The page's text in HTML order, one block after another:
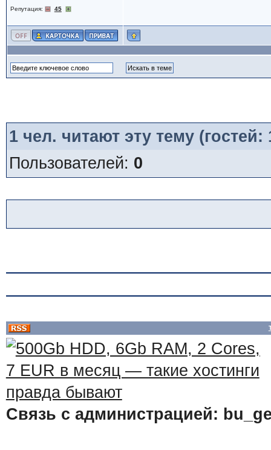
Репутация: 45
1чел. читают эту тему
Пользователей: 0
Связь с администрацией: